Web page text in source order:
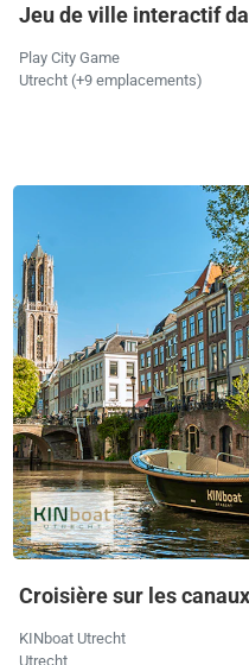
Jeu de ville interactif
Play City Game
Utrecht (+9 emplacements)
Croisière sur les
KINboat Utrecht
Utrecht